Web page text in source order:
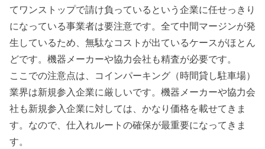
てワンストップで請け負っているという企業に任せっきり
になっている事業者は要注意です。全て中間マージンが発
生しているため、無駄なコストが出ているケースがほとん
どです。機器メーカーや協力会社も精査が必要です。
ここでの注意点は、 コインパーキング（時間貸し駐車場）
業界は新規参入企業に厳しいです。 機器メーカーや協力会
社も新規参入企業に対しては、かなり価格を載せてきま
す。なので、仕入れルートの確保が最重要になってきま
す。